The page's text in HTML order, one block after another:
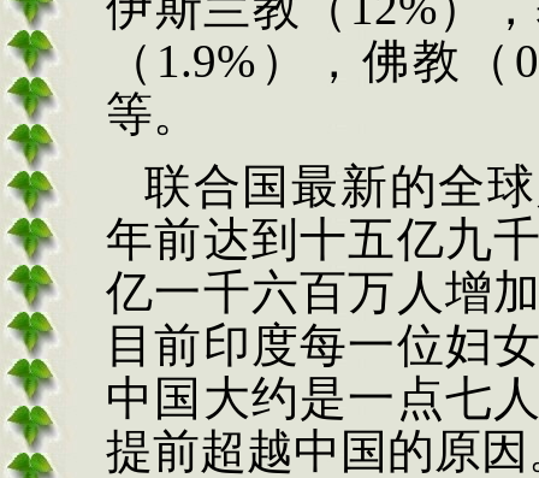
（1.9%），佛教
等。
联合国最新的全
年前达到十五亿九
亿一千六百万人增
目前印度每一位妇
中国大约是一点七
提前超越中国的原因